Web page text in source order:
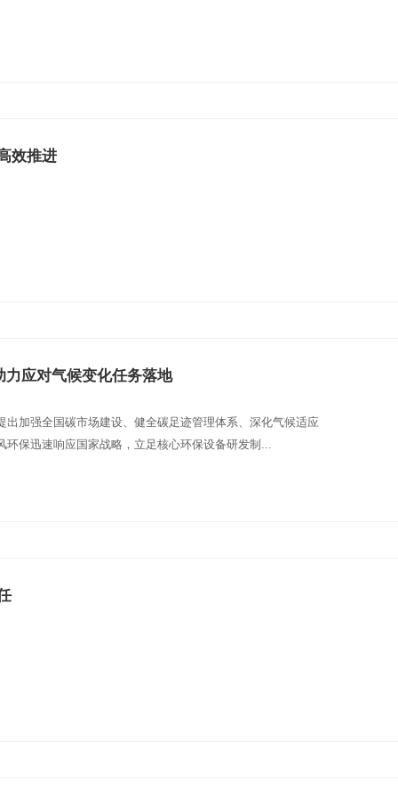
效推进
应对气候变化任务落地
加强全国碳市场建设、健全碳足迹管理体系、深化气候适应
保迅速响应国家战略，立足核心环保设备研发制...